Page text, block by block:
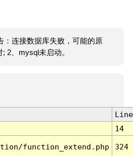
：连接数据库失败，可能的原
2、mysql未启动。
Line
14
function_extend.php 324